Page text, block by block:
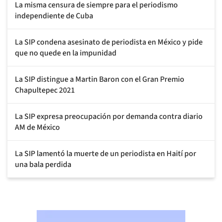
La misma censura de siempre para el periodismo
independiente de Cuba
La SIP condena asesinato de periodista en México y pide
que no quede en la impunidad
La SIP distingue a Martin Baron con el Gran Premio
Chapultepec 2021
La SIP expresa preocupación por demanda contra diario
AM de México
La SIP lamentó la muerte de un periodista en Haití por
una bala perdida